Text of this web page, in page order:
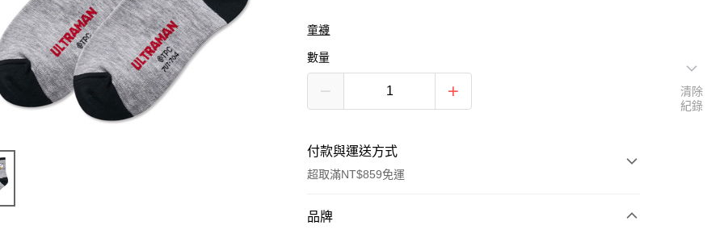
童襪
數量
付款與運送方式
超取滿NT$859免運
付款方式
品牌
清除
紀錄